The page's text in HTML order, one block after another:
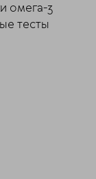
омега-3
тесты